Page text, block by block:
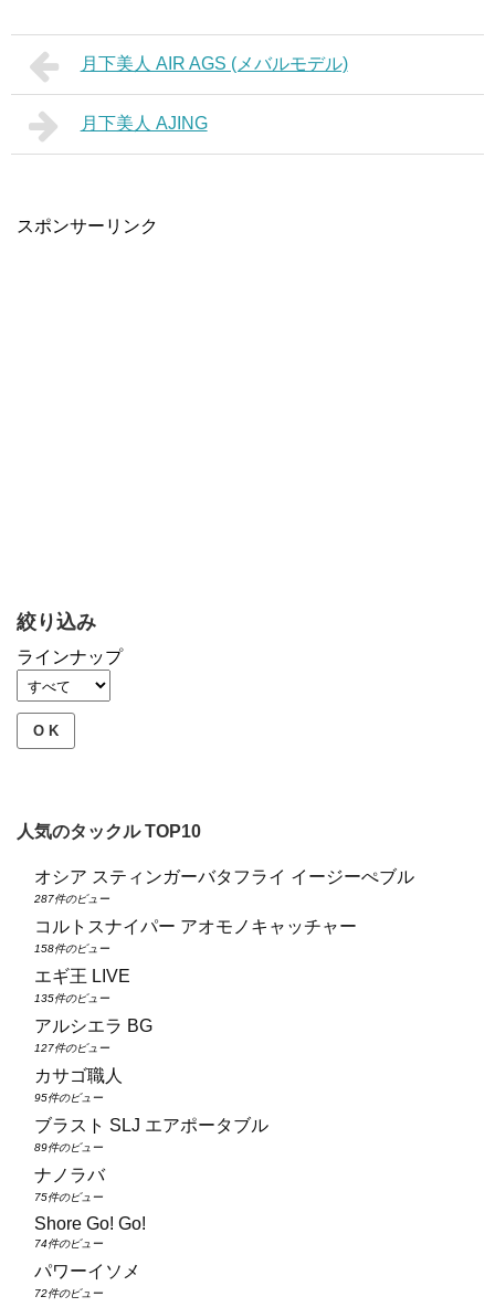
月下美人 AIR AGS (メバルモデル)
月下美人 AJING
スポンサーリンク
絞り込み
ラインナップ
O K
人気のタックル TOP10
オシア スティンガーバタフライ イージーぺブル
287件のビュー
コルトスナイパー アオモノキャッチャー
158件のビュー
エギ王 LIVE
135件のビュー
アルシエラ BG
127件のビュー
カサゴ職人
95件のビュー
ブラスト SLJ エアポータブル
89件のビュー
ナノラバ
75件のビュー
Shore Go! Go!
74件のビュー
パワーイソメ
72件のビュー